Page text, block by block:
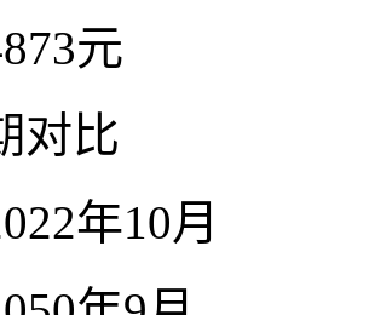
元
对比
年10月